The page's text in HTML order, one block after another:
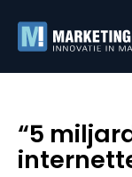
“5